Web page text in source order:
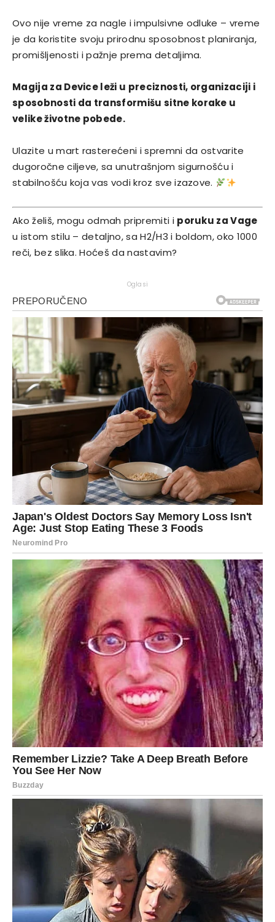
Ovo nije vreme za nagle i impulsivne odluke – vreme
je da koristite svoju prirodnu sposobnost planiranja,
promišljenosti i pažnje prema detaljima.
Magija za Device leži u preciznosti, organizaciji i
sposobnosti da transformišu sitne korake u
velike životne pobede.
Ulazite u mart rasterećeni i spremni da ostvarite
dugoročne ciljeve, sa unutrašnjom sigurnošću i
stabilnošću koja vas vodi kroz sve izazove.
Ako želiš, mogu odmah pripremiti i poruku za Vage
u istom stilu – detaljno, sa H2/H3 i boldom, oko 1000
reči, bez slika. Hoćeš da nastavim?
Oglasi